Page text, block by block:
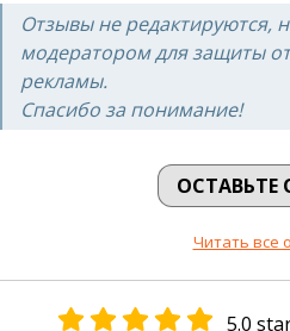
осмотр. Времени врач мне
дал ответы на все вопросы
На следующие сутки после
снял этот стент, и
себя прекрасно, и с
решение проблемы, за
клиентам. Спасибо
Отзывы не редактируются,
модератором для защиты
рекламы.
Спасибо за понимание!
ОСТАВЬТЕ
Читать все
5.0